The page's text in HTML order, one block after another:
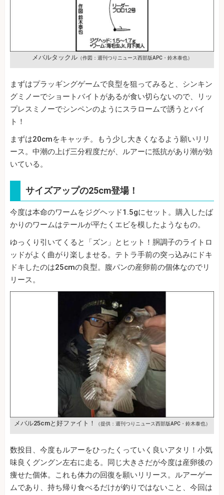
メバルタックル（作図：週刊つりニュース西部版APC・鈴木泰也）
まずはプラッギングゲームで良型を狙ってみると、シンキン
グミノーでショートバイトがあるが食い切らないので、リッ
プレスミノーでシンペンのようにスラロームで誘うとバイ
ト！
まずは20cmをキャッチ。もう少し大きくなるよう願いリリ
ース。中潮の上げ三分程度だが、ルアーに抵抗があり潮が効
いている。
サイズアップの25cm登場！
今度は本命のワームをジグヘッド1.5gにセット。購入したば
かりのワームはテールが平たくエビを模したようなもの。
ゆっくり引いてくると「ズン」とヒット！胴調子のライトロ
ッドがよく曲がり楽しませる。テトラ手前の突っ込みにドキ
ドキしたのは25cmの良型。腹パンの産卵前の個体なのでリ
リース。
メバル25cmと好ファイト！ （提供：週刊つりニュース西部版APC・鈴木泰也）
数投目、今度もルアーをひったくっていく良いアタリ！小気
味良くグングン左右に走る。同じ大きさだが今度は産卵後の
痩せた個体。これも体力の回復を願いリリース。ルアーゲー
ムであり、持ち帰り食べるだけが釣りではないこと、今回は